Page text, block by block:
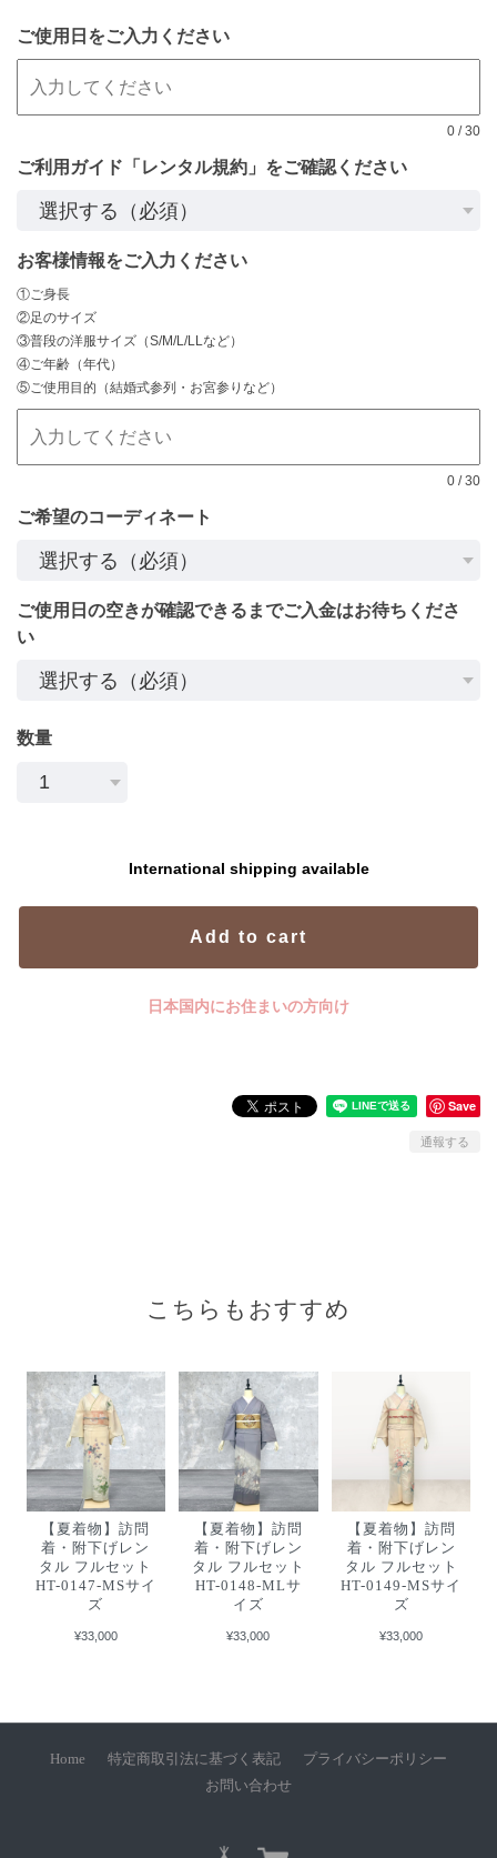
ご使用日をご入力ください
0 /30
ご利用ガイド「レンタル規約」をご確認ください
お客様情報をご入力ください
①ご身長
②足のサイズ
③普段の洋服サイズ（S/M/L/LLなど）
④ご年齢（年代）
⑤ご使用目的（結婚式参列・お宮参りなど）
0 /30
ご希望のコーディネート
ご使用日の空きが確認できるまでご入金はお待ちくださ
い
数量
International shipping available
Add to cart
日本国内にお住まいの方向け
Save
通報する
こちらもおすすめ
【夏着物】訪問
着・附下げレン
タル フルセット
HT-0147-MSサイ
ズ
¥33,000
【夏着物】訪問
着・附下げレン
タル フルセット
HT-0148-MLサ
イズ
¥33,000
【夏着物】訪問
着・附下げレン
タル フルセット
HT-0149-MSサイ
ズ
¥33,000
Home 特定商取引法に基づく表記
プライバシーポリシー
お問い合わせ